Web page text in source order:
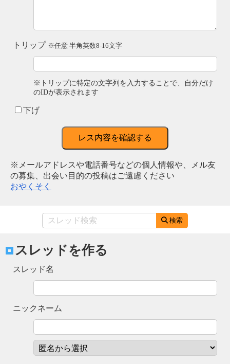
トリップ ※任意 半角英数8-16文字
※トリップに特定の文字列を入力することで、自分だけ
のIDが表示されます
下げ
レス内容を確認する
※メールアドレスや電話番号などの個人情報や、メル友
の募集、出会い目的の投稿はご遠慮ください
おやくそく
検索
スレッドを作る
スレッド名
ニックネーム